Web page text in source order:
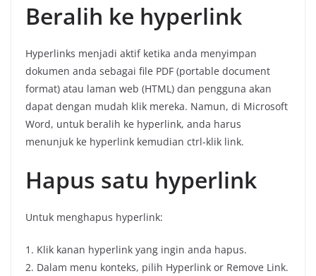
Beralih ke hyperlink
Hyperlinks menjadi aktif ketika anda menyimpan
dokumen anda sebagai file PDF (portable document
format) atau laman web (HTML) dan pengguna akan
dapat dengan mudah klik mereka. Namun, di Microsoft
Word, untuk beralih ke hyperlink, anda harus
menunjuk ke hyperlink kemudian ctrl-klik link.
Hapus satu hyperlink
Untuk menghapus hyperlink:
1. Klik kanan hyperlink yang ingin anda hapus.
2. Dalam menu konteks, pilih Hyperlink or Remove Link.